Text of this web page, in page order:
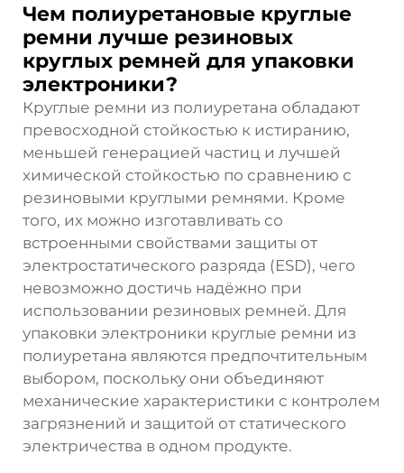
Чем полиуретановые круглые
ремни лучше резиновых
круглых ремней для упаковки
электроники?
Круглые ремни из полиуретана обладают
превосходной стойкостью к истиранию,
меньшей генерацией частиц и лучшей
химической стойкостью по сравнению с
резиновыми круглыми ремнями. Кроме
того, их можно изготавливать со
встроенными свойствами защиты от
электростатического разряда (ESD), чего
невозможно достичь надёжно при
использовании резиновых ремней. Для
упаковки электроники круглые ремни из
полиуретана являются предпочтительным
выбором, поскольку они объединяют
механические характеристики с контролем
загрязнений и защитой от статического
электричества в одном продукте.